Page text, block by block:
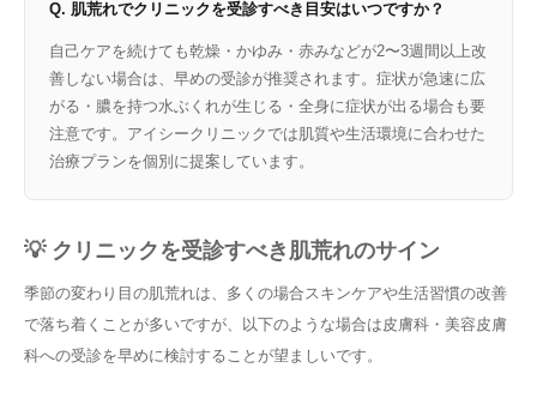
Q. 肌荒れでクリニックを受診すべき目安はいつですか？
自己ケアを続けても乾燥・かゆみ・赤みなどが2〜3週間以上改
善しない場合は、早めの受診が推奨されます。症状が急速に広
がる・膿を持つ水ぶくれが生じる・全身に症状が出る場合も要
注意です。アイシークリニックでは肌質や生活環境に合わせた
治療プランを個別に提案しています。
💡 クリニックを受診すべき肌荒れのサイン
季節の変わり目の肌荒れは、多くの場合スキンケアや生活習慣の改善
で落ち着くことが多いですが、以下のような場合は皮膚科・美容皮膚
科への受診を早めに検討することが望ましいです。